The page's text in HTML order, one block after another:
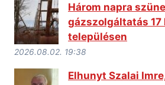
Három napra
gázszolgáltatás 17
településen
2026.08.02. 19:38
Elhunyt Szalai